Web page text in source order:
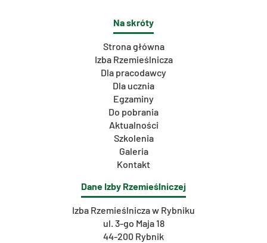
Na skróty
Strona główna
Izba Rzemieślnicza
Dla pracodawcy
Dla ucznia
Egzaminy
Do pobrania
Aktualności
Szkolenia
Galeria
Kontakt
Dane Izby Rzemieślniczej
Izba Rzemieślnicza w Rybniku
ul. 3-go Maja 18
44-200 Rybnik